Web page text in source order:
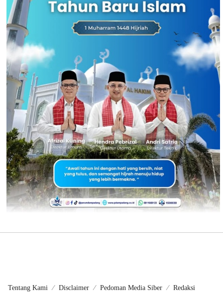
Tentang Kami Disclaimer Pedoman Media Siber Redaksi